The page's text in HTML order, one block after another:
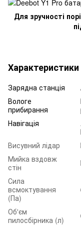
Для зручності
Характеристики
Зарядна станція
Вологе
прибирання
Навігація
Висувний лідар
Мийка вздовж
стін
Сила
всмоктування
(Па)
Об'єм
пилосбірника (л)